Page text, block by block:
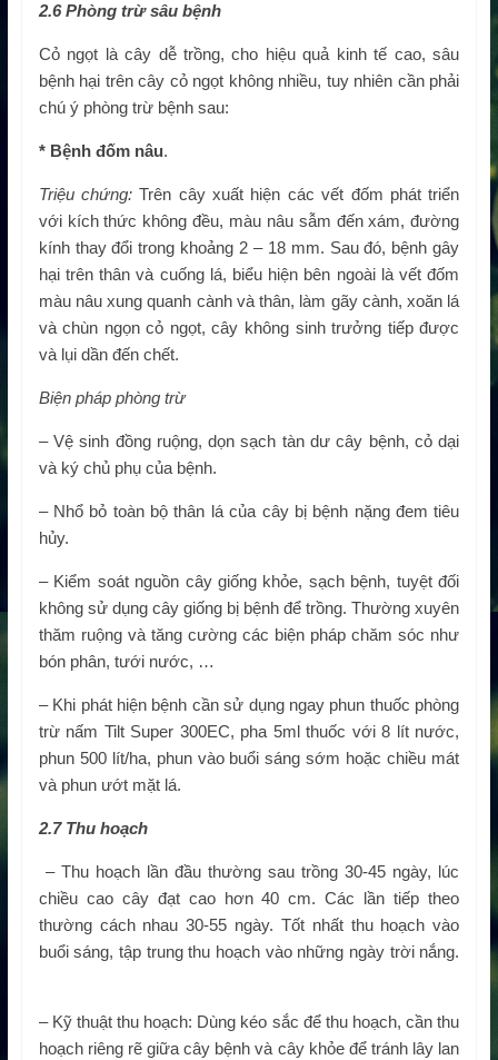
2.6 Phòng trừ sâu bệnh
Cỏ ngọt là cây dễ trồng, cho hiệu quả kinh tế cao, sâu
bệnh hại trên cây cỏ ngọt không nhiều, tuy nhiên cần phải
chú ý phòng trừ bệnh sau:
* Bệnh đốm nâu.
Triệu chứng:Trên cây xuất hiện các vết đốm phát triển
với kích thức không đều, màu nâu sẫm đến xám, đường
kính thay đổi trong khoảng 2 – 18 mm. Sau đó, bệnh gây
hại trên thân và cuống lá, biểu hiện bên ngoài là vết đốm
màu nâu xung quanh cành và thân, làm gãy cành, xoăn lá
và chùn ngọn cỏ ngọt, cây không sinh trưởng tiếp được
và lụi dần đến chết.
Biện pháp phòng trừ
–Vệ sinh đồng ruộng, dọn sạch tàn dư cây bệnh, cỏ dại
và ký chủ phụ của bệnh.
– Nhổ bỏ toàn bộ thân lá của cây bị bệnh nặng đem tiêu
hủy.
– Kiểm soát nguồn cây giống khỏe, sạch bệnh, tuyệt đối
không sử dụng cây giống bị bệnh để trồng. Thường xuyên
thăm ruộng và tăng cường các biện pháp chăm sóc như
bón phân, tưới nước, …
– Khi phát hiện bệnh cần sử dụng ngay phun thuốc phòng
trừ nấm Tilt Super 300EC, pha 5ml thuốc với 8 lít nước,
phun 500 lít/ha, phun vào buổi sáng sớm hoặc chiều mát
và phun ướt mặt lá.
2.7Thu hoạch
– Thu hoạch lần đầu thường sau trồng 30-45 ngày, lúc
chiều cao cây đạt cao hơn 40 cm. Các lần tiếp theo
thường cách nhau 30-55 ngày. Tốt nhất thu hoạch vào
buổi sáng, tập trung thu hoạch vào những ngày trời nắng.
– Kỹ thuật thu hoạch: Dùng kéo sắc để thu hoạch, cần thu
hoạch riêng rẽ giữa cây bệnh và cây khỏe để tránh lây lan